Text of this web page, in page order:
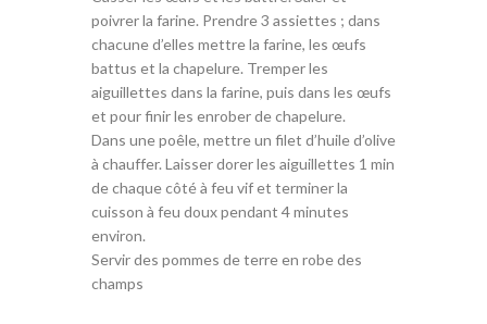
poivrer la farine. Prendre 3 assiettes ; dans
chacune d’elles mettre la farine, les œufs
battus et la chapelure. Tremper les
aiguillettes dans la farine, puis dans les œufs
et pour finir les enrober de chapelure.
Dans une poêle, mettre un filet d’huile d’olive
à chauffer. Laisser dorer les aiguillettes 1 min
de chaque côté à feu vif et terminer la
cuisson à feu doux pendant 4 minutes
environ.
Servir des pommes de terre en robe des
champs